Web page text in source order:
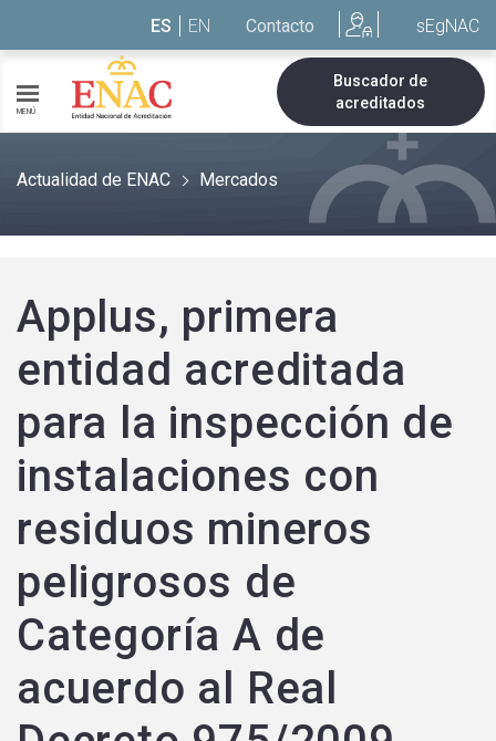
ES EN Contacto sEgNAC
MENÚ
Buscador de
acreditados
Actualidad de ENAC Mercados
Applus, primera
entidad acreditada
para la inspección de
instalaciones con
residuos mineros
peligrosos de
Categoría A de
acuerdo al Real